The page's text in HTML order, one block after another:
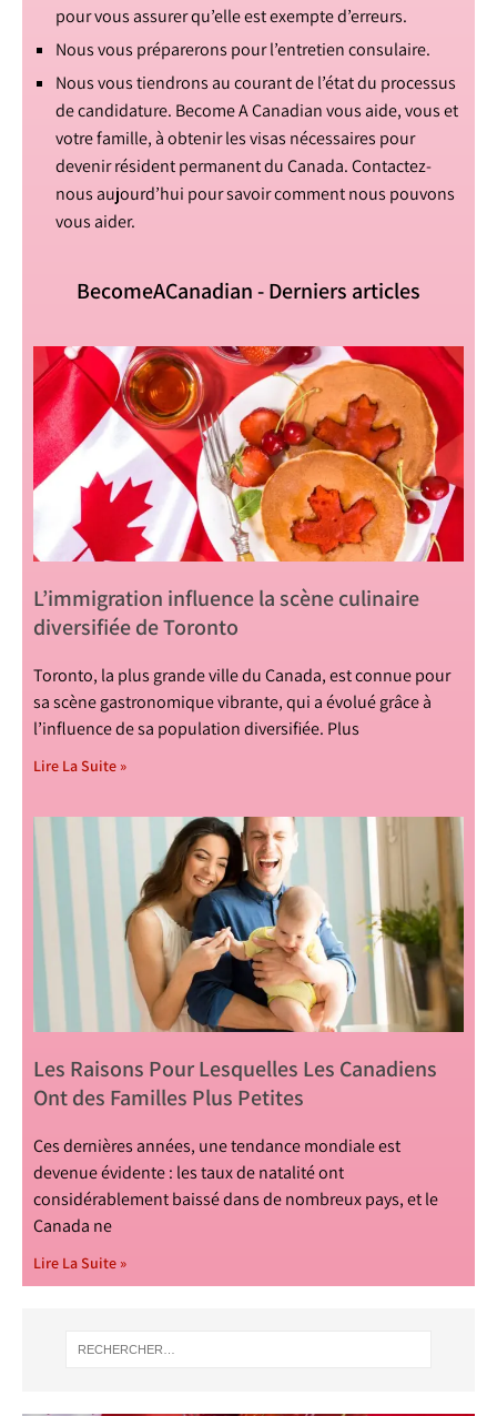
pour vous assurer qu’elle est exempte d’erreurs.
Nous vous préparerons pour l’entretien consulaire.
Nous vous tiendrons au courant de l’état du processus
de candidature. Become A Canadian vous aide, vous et
votre famille, à obtenir les visas nécessaires pour
devenir résident permanent du Canada. Contactez-
nous aujourd’hui pour savoir comment nous pouvons
vous aider.
BecomeACanadian - Derniers articles
L’immigration influence la scène culinaire
diversifiée de Toronto
Toronto, la plus grande ville du Canada, est connue pour
sa scène gastronomique vibrante, qui a évolué grâce à
l’influence de sa population diversifiée. Plus
Lire La Suite »
Les Raisons Pour Lesquelles Les Canadiens
Ont des Familles Plus Petites
Ces dernières années, une tendance mondiale est
devenue évidente : les taux de natalité ont
considérablement baissé dans de nombreux pays, et le
Canada ne
Lire La Suite »